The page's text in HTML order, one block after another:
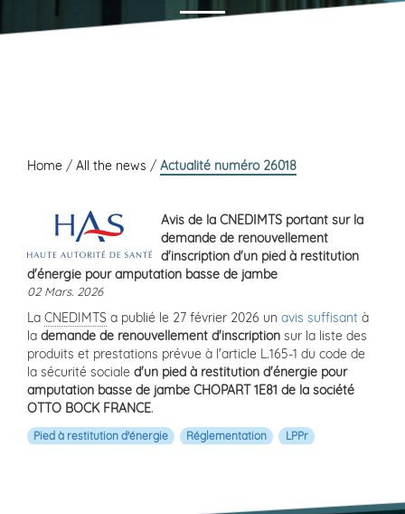
Home / All the news / Actualité numéro 26018
Avis de la CNEDIMTS portant sur la
demande de renouvellement
d'inscription d'un pied à restitution
d'énergie pour amputation basse de jambe
02 Mars. 2026
La CNEDIMTS a publié le 27 février 2026 un avis suffisant à
la demande de renouvellement d'inscription sur la liste des
produits et prestations prévue à l'article L.165-1 du code de
la sécurité sociale d'un pied à restitution d'énergie pour
amputation basse de jambe CHOPART 1E81 de la société
OTTO BOCK FRANCE.
Pied à restitution d'énergie Réglementation LPPr